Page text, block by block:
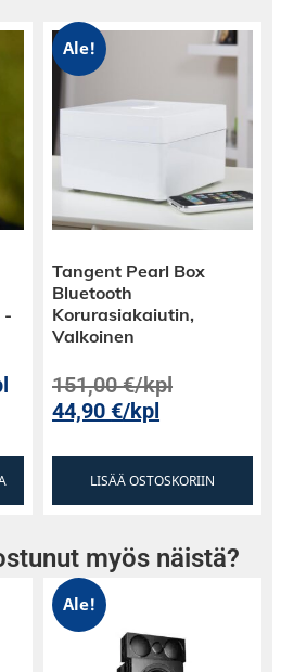
-
Ale!
Tangent Pearl Box
Bluetooth
Korurasiakaiutin,
Valkoinen
151,00€/kpl
44,90€/kpl
LISÄÄ OSTOSKORIIN
myös näistä?
Ale!